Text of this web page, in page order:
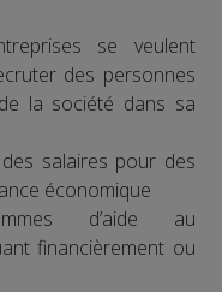
se veulent
des personnes
la société dans sa
salaires pour des
économique
d’aide au
financièrement ou